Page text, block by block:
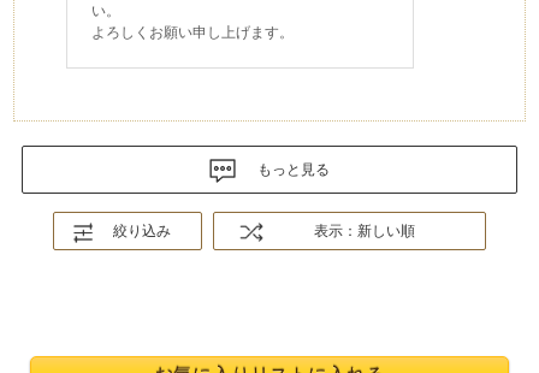
い。
よろしくお願い申し上げます。
もっと見る
絞り込み 表示：新しい順